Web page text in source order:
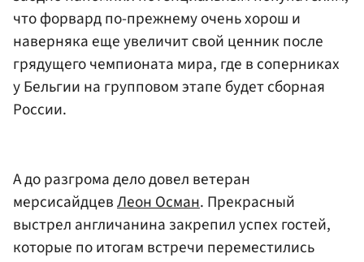
что форвард по-прежнему очень хорош и
наверняка еще увеличит свой ценник после
грядущего чемпионата мира, где в соперниках
у Бельгии на групповом этапе будет сборная
России.
А до разгрома дело довел ветеран
мерсисайдцевЛеон Осман. Прекрасный
выстрел англичанина закрепил успех гостей,
которые по итогам встречи переместились